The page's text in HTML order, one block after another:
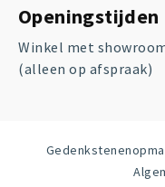
Openingstijden
Winkel met
(alleen op afspraak)